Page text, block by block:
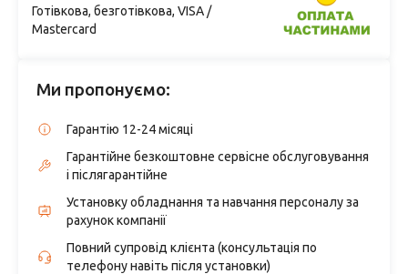
Готівкова, безготівкова, VISA /
Mastercard
Ми пропонуємо:
Гарантію 12-24 місяці
Гарантійне безкоштовне сервісне обслуговування
і післягарантійне
Установку обладнання та навчання персоналу за
рахунок компанії
Повний супровід клієнта (консультація по
телефону навіть після установки)